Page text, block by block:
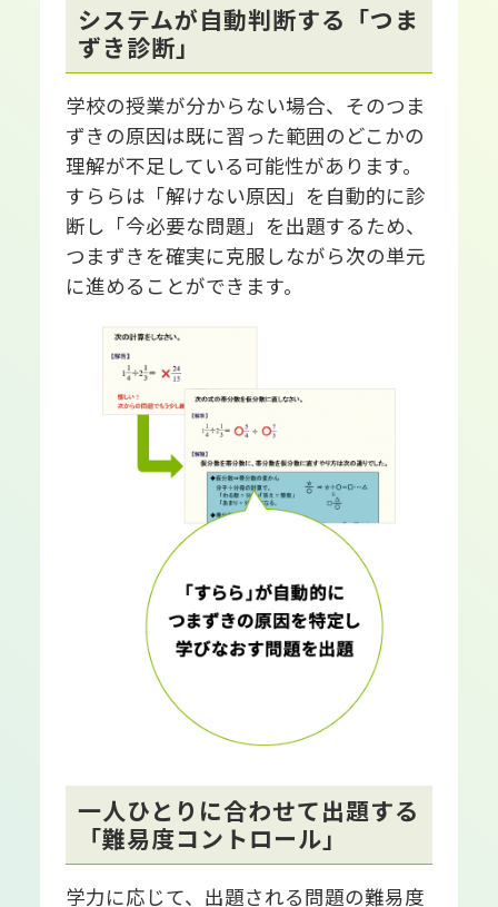
システムが自動判断する「つま
ずき診断」
学校の授業が分からない場合、そのつま
ずきの原因は既に習った範囲のどこかの
理解が不足している可能性があります。
すららは「解けない原因」を自動的に診
断し「今必要な問題」を出題するため、
つまずきを確実に克服しながら次の単元
に進めることができます。
一人ひとりに合わせて出題する
「難易度コントロール」
学力に応じて、出題される問題の難易度